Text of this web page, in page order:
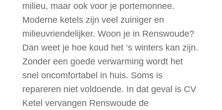
milieu, maar ook voor je portemonnee.
Moderne ketels zijn veel zuiniger en
milieuvriendelijker. Woon je in Renswoude?
Dan weet je hoe koud het ‘s winters kan zijn.
Zonder een goede verwarming wordt het
snel oncomfortabel in huis. Soms is
repareren niet voldoende. In dat geval is CV
Ketel vervangen Renswoude de